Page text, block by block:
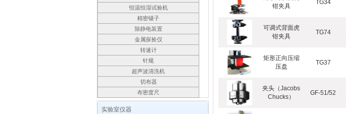
恒温恒湿试验机
精密镊子
除静电装置
金属探捡仪
转速计
针规
超声波清洗机
切布器
布密度尺
实验室仪器
钳夹具
TG34
可调式背面虎
钳夹具
TG74
矩形正向压缩
压盘
TG37
夹头（Jacobs
Chucks）
GF-51/52